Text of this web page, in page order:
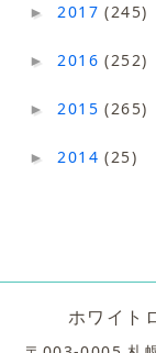
► 2017(245)
► 2016(252)
► 2015(265)
► 2014(25)
ホワイト